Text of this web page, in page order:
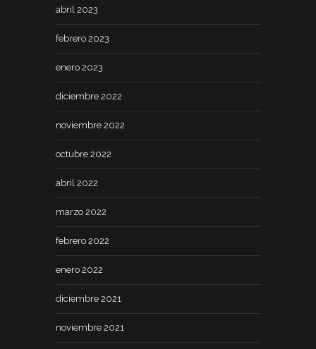
abril 2023
febrero 2023
enero 2023
diciembre 2022
noviembre 2022
octubre 2022
abril 2022
marzo 2022
febrero 2022
enero 2022
diciembre 2021
noviembre 2021